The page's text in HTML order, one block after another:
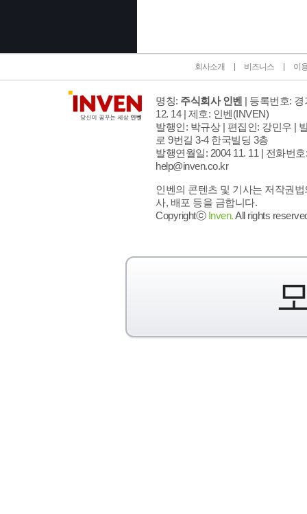
회사소개 비즈니스 이
명칭: 주식회사 인벤 | 등록번호:
12. 14 | 제호: 인벤(INVEN)
발행인: 박규상 | 편집인: 강민우 |
로 9번길 3-4 한국빌딩 3층
발행연월일: 2004 11. 11 | 전화번호
help@inven.co.kr
인벤의 콘텐츠 및 기사는 저작권
사, 배포 등을 금합니다.
Copyrightⓒ Inven.All rights